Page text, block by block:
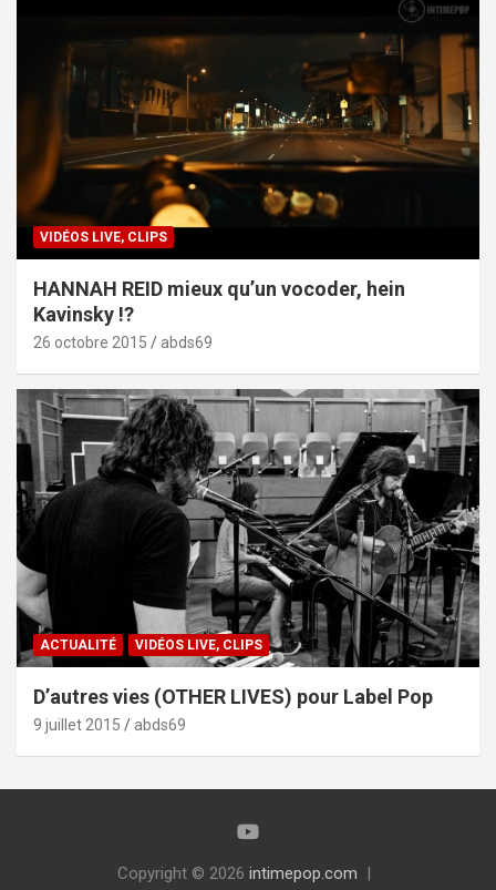
VIDÉOS LIVE, CLIPS
HANNAH REID mieux qu’un vocoder, hein
Kavinsky !?
26 octobre 2015 abds69
ACTUALITÉ VIDÉOS LIVE, CLIPS
D’autres vies (OTHER LIVES) pour Label Pop
9 juillet 2015 abds69
Copyright © 2026 intimepop.com